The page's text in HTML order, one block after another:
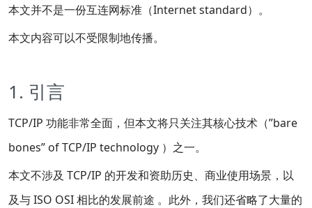
本文并不是一份互连网标准（Internet standard）。
本文内容可以不受限制地传播。
1. 引言
TCP/IP 功能非常全面，但本文将只关注其核心技术（”bare
bones” of TCP/IP technology ）之一。
本文不涉及 TCP/IP 的开发和资助历史、商业使用场景，以
及与 ISO OSI 相比的发展前途 。此外，我们还省略了大量的